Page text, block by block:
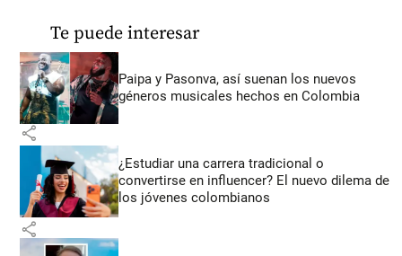
Te puede interesar
Paipa y Pasonva, así suenan los nuevos
géneros musicales hechos en Colombia
share
¿Estudiar una carrera tradicional o
convertirse en influencer? El nuevo dilema de
los jóvenes colombianos
share